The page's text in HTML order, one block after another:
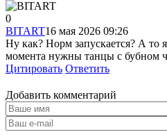
0
BITART16 мая 2026 09:26
Ну как? Норм запускается? А то
момента нужны танцы с бубном
Цитировать Ответить
Добавить комментарий